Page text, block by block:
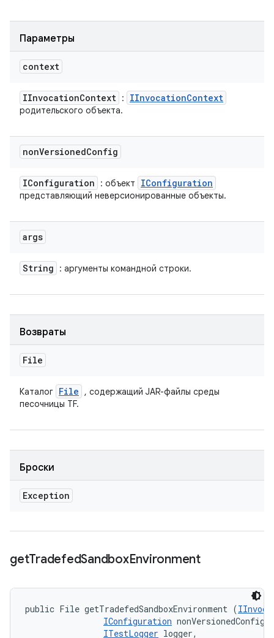
Параметры
context
IInvocationContext : IInvocationContext
родительского объекта.
nonVersionedConfig
IConfiguration : объект IConfiguration
представляющий неверсионированные объекты.
args
String : аргументы командной строки.
Возвраты
File
Каталог File
, содержащий JAR-файлы среды
песочницы TF.
Броски
Exception
getTradefedSandboxEnvironment
public File getTradefedSandboxEnvironment (
IConfiguration nonVersionedConfig,
ITestLogger logger,